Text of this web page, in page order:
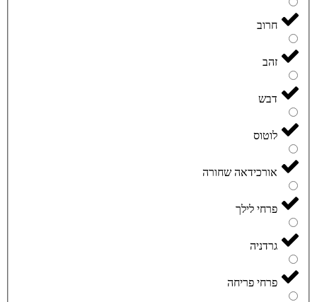
חרוב
זהב
דבש
לוטוס
אורכידאה שחורה
פרחי לילך
גרדניה
פרחי פריחה